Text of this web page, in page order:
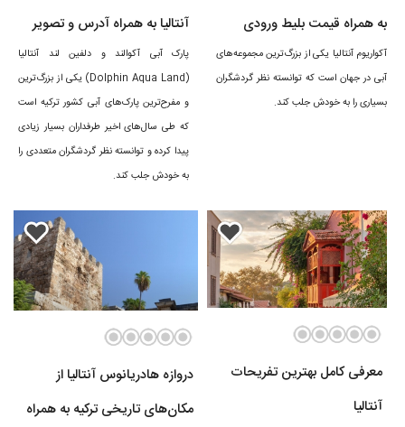
به همراه قیمت بلیط ورودی
آکواریوم آنتالیا یکی از بزرگ‌ترین مجموعه‌های
آبی در جهان است که توانسته نظر گردشگران
بسیاری را به خودش جلب کند.
آنتالیا به همراه آدرس و تصویر
پارک آبی آکوالند و دلفین لند آنتالیا
(Dolphin Aqua Land) یکی از بزرگ‌ترین
و مفرح‌ترین پارک‌های آبی کشور ترکیه است
که طی سال‌های اخیر طرفداران بسیار زیادی
پیدا کرده و توانسته نظر گردشگران متعددی را
به خودش جلب کند.
معرفی کامل بهترین تفریحات
آنتالیا
دروازه هادریانوس آنتالیا از
مکان‌های تاریخی ترکیه به همراه